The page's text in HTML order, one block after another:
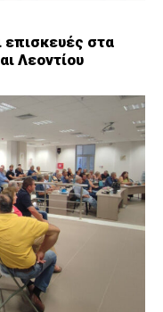
επισκευές στα
Λεοντίου